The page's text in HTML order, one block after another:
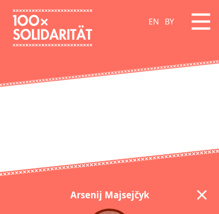
EN BY
Arsenij Majsejčyk